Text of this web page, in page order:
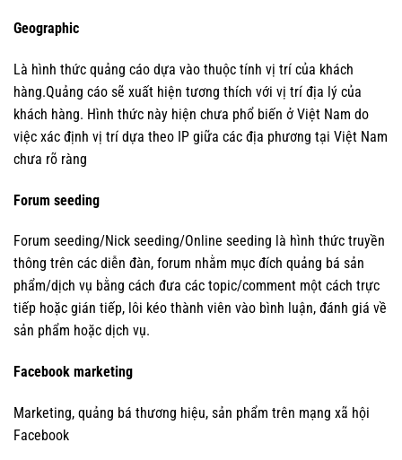
Geographic
Là hình thức quảng cáo dựa vào thuộc tính vị trí của khách
hàng.Quảng cáo sẽ xuất hiện tương thích với vị trí địa lý của
khách hàng. Hình thức này hiện chưa phổ biến ở Việt Nam do
việc xác định vị trí dựa theo IP giữa các địa phương tại Việt Nam
chưa rõ ràng
Forum seeding
Forum seeding/Nick seeding/Online seeding là hình thức truyền
thông trên các diễn đàn, forum nhằm mục đích quảng bá sản
phẩm/dịch vụ bằng cách đưa các topic/comment một cách trực
tiếp hoặc gián tiếp, lôi kéo thành viên vào bình luận, đánh giá về
sản phẩm hoặc dịch vụ.
Facebook marketing
Marketing, quảng bá thương hiệu, sản phẩm trên mạng xã hội
Facebook